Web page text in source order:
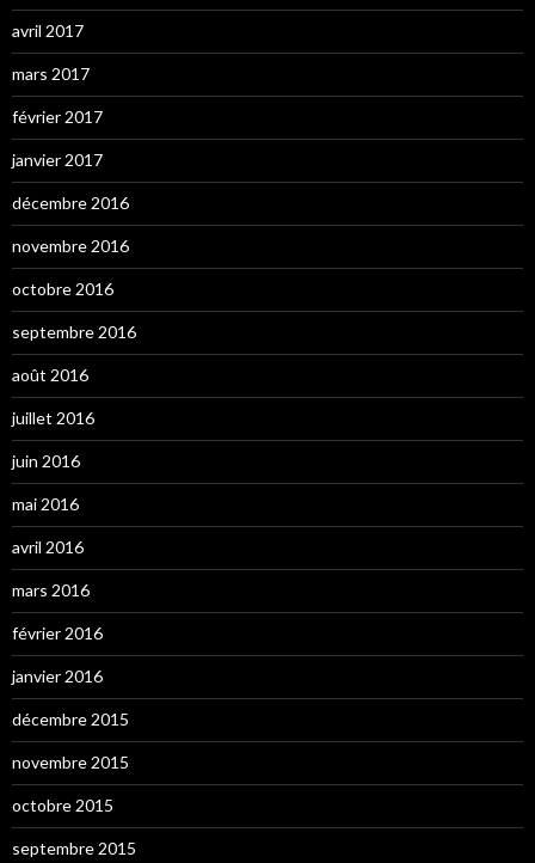
avril 2017
mars 2017
février 2017
janvier 2017
décembre 2016
novembre 2016
octobre 2016
septembre 2016
août 2016
juillet 2016
juin 2016
mai 2016
avril 2016
mars 2016
février 2016
janvier 2016
décembre 2015
novembre 2015
octobre 2015
septembre 2015